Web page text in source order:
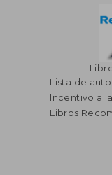
Lista de
Incentivo a
Libros